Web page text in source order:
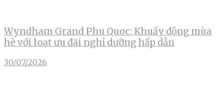
Wyndham Grand Phu Quoc: Khuấy động mùa
hè với loạt ưu đãi nghỉ dưỡng hấp dẫn
30/07/2026